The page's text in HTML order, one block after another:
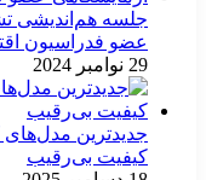
جلسه هم‌اندیشی
عضو فدراسیون
29 نوامبر 2024
کیفیت بی‌رقیب